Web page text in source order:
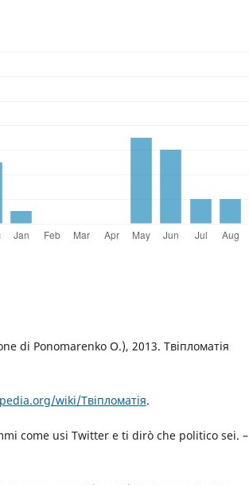
di Ponomarenko O.), 2013. Твіпломатія
wiki/Твіпломатія.
come usi Twitter e ti dirò che politico sei. –